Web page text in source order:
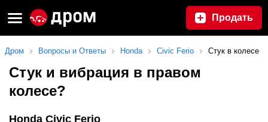
Продать
Дром Вопросы и Ответы Honda Civic Ferio Стук в колесе
Стук и вибрация в правом
колесе?
Honda Civic Ferio